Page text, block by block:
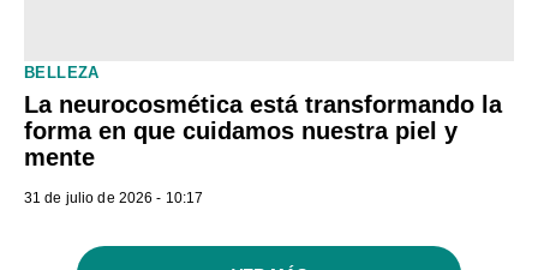
BELLEZA
La neurocosmética está transformando la
forma en que cuidamos nuestra piel y
mente
31 de julio de 2026 - 10:17